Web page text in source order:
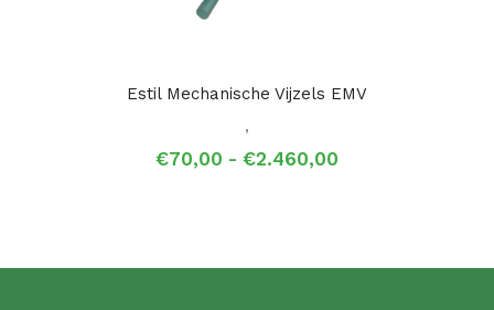
Estil Mechanische Vijzels EMV
,
€70,00 - €2.460,00